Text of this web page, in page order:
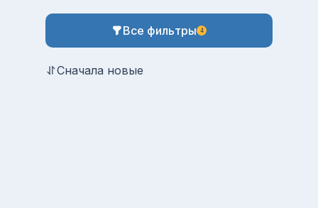
Все фильтры 4
Сначала новые